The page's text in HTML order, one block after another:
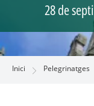
28 de
Inici Pelegrinatges